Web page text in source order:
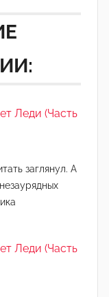
Леди (Часть
заглянул. А
Леди (Часть